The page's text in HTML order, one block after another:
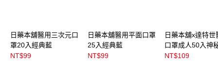
日藥本舖醫用三次元口
罩20入經典藍
NT$99
日藥本舖醫用平面口罩
25入經典藍
NT$99
日藥本舖x達特世
口罩成人50入神
NT$109